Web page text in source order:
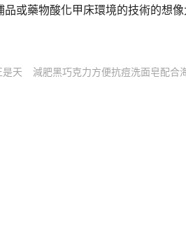
品或藥物酸化甲床環境的技術的想像
是天
減肥黑巧克力方便抗痘洗面皂配合